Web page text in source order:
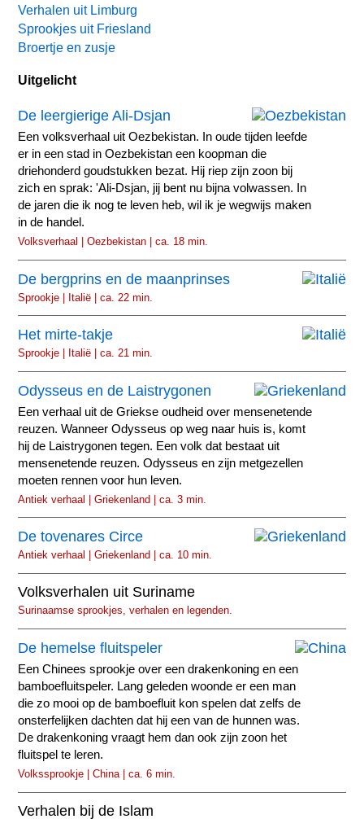
Verhalen uit Limburg
Sprookjes uit Friesland
Broertje en zusje
Uitgelicht
De leergierige Ali-Dsjan
Een volksverhaal uit Oezbekistan. In oude tijden leefde
er in een stad in Oezbekistan een koopman die
driehonderd goudstukken bezat. Hij riep zijn zoon bij
zich en sprak: 'Ali-Dsjan, jij bent nu bijna volwassen. In
de jaren die ik nog te leven heb, wil ik je wegwijs maken
in de handel.
Volksverhaal | Oezbekistan | ca. 18 min.
De bergprins en de maanprinses
Sprookje | Italië | ca. 22 min.
Het mirte-takje
Sprookje | Italië | ca. 21 min.
Odysseus en de Laistrygonen
Een verhaal uit de Griekse oudheid over mensenetende
reuzen. Wanneer Odysseus op weg naar huis is, komt
hij de Laistrygonen tegen. Een volk dat bestaat uit
mensenetende reuzen. Odysseus en zijn metgezellen
moeten rennen voor hun leven.
Antiek verhaal | Griekenland | ca. 3 min.
De tovenares Circe
Antiek verhaal | Griekenland | ca. 10 min.
Volksverhalen uit Suriname
Surinaamse sprookjes, verhalen en legenden.
De hemelse fluitspeler
Een Chinees sprookje over een drakenkoning en een
bamboefluitspeler. Lang geleden woonde er een man
die zo mooi op de bamboefluit kon spelen dat zelfs de
onsterfelijken dachten dat hij een van de hunnen was.
De drakenkoning vraagt hem dan ook zijn zoon het
fluitspel te leren.
Volkssprookje | China | ca. 6 min.
Verhalen bij de Islam